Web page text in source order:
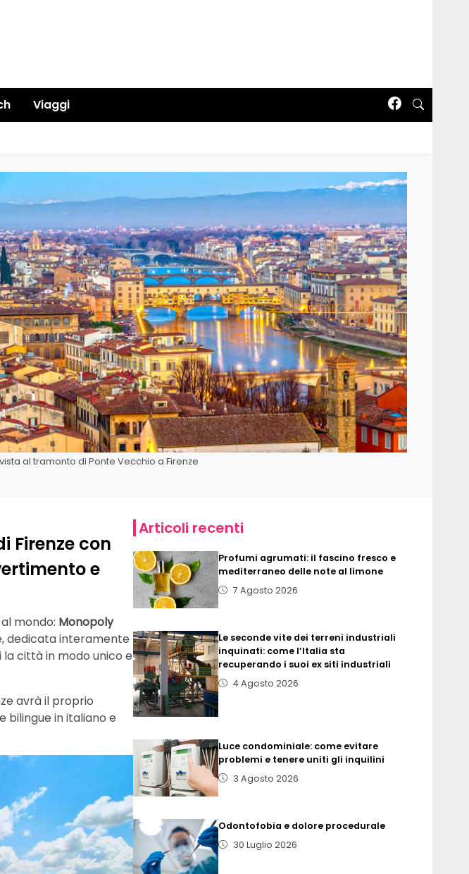
Viaggi
al tramonto di Ponte Vecchio a Firenze
Firenze con
e
mondo: Monopoly
dedicata interamente
città in modo unico e
avrà il proprio
bilingue in italiano e
Articoli recenti
Profumi agrumati: il fascino fresco e
mediterraneo delle note al limone
7 Agosto 2026
Le seconde vite dei terreni industriali
inquinati: come l’Italia sta
recuperando i suoi ex siti industriali
4 Agosto 2026
Luce condominiale: come evitare
problemi e tenere uniti gli inquilini
3 Agosto 2026
Odontofobia e dolore procedurale
30 Luglio 2026